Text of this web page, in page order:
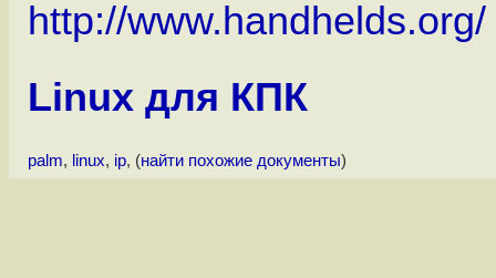
http://www.handhelds.org/
Linux для КПК
palm, linux, ip, (найти похожие документы)